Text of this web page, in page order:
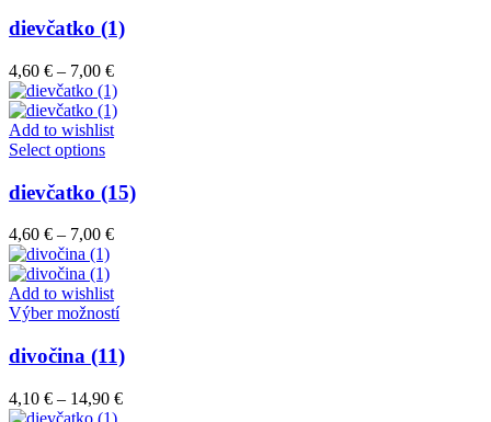
stránke
produktu.
má
viacero
variantov.
Možnosti
si
môžete
vybrať
na
stránke
produktu.
dievčatko (1)
4,60 € – 7,00 €Price
range:
4,60 €
through
Add to wishlist
Select optionsTento
má
viacero
variantov.
Možnosti
si
môžete
vybrať
na
stránke
produktu.
dievčatko (15)
4,60 € – 7,00 €Price
through
7,00 €
Add to wishlist
Výber možnostíTento
má
viacero
variantov.
Možnosti
divočina (11)
4,10 € – 14,90 €Price